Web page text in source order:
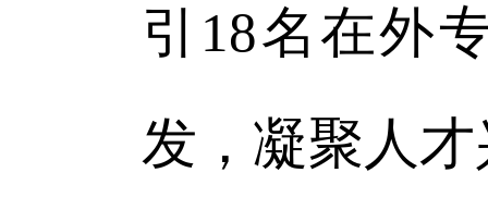
引18名在外
发，凝聚人